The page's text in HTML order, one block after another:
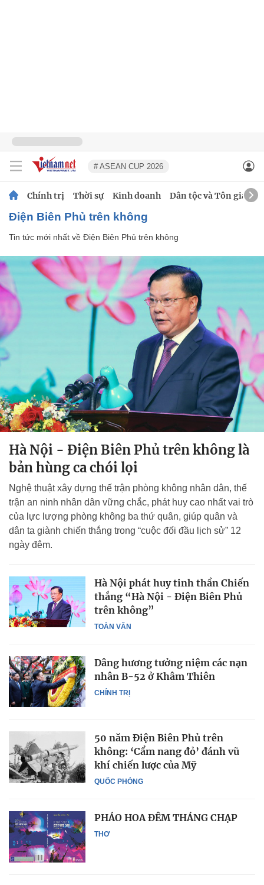
# ASEAN CUP 2026
Chính trị Thời sự Kinh doanh Dân tộc và Tôn giáo
Điện Biên Phủ trên không
Tin tức mới nhất về Điện Biên Phủ trên không
Hà Nội - Điện Biên Phủ trên không là
bản hùng ca chói lọi
Nghệ thuật xây dựng thế trận phòng không nhân dân, thế
trận an ninh nhân dân vững chắc, phát huy cao nhất vai trò
của lực lượng phòng không ba thứ quân, giúp quân và
dân ta giành chiến thắng trong “cuộc đối đầu lịch sử” 12
ngày đêm.
TOÀN VĂN
Hà Nội phát huy tinh thần Chiến
thắng “Hà Nội - Điện Biên Phủ
trên không”
CHÍNH TRỊ
Dâng hương tưởng niệm các nạn
nhân B-52 ở Khâm Thiên
QUỐC PHÒNG
50 năm Điện Biên Phủ trên
không: ‘Cẩm nang đỏ’ đánh vũ
khí chiến lược của Mỹ
THƠ
PHÁO HOA ĐÊM THÁNG CHẠP